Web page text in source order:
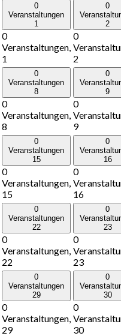
0
Veranstaltungen
1
0
Veranstaltungen,
1
0
2
0
2
0
Veranstaltungen
8
0
Veranstaltungen,
8
0
9
0
9
0
Veranstaltungen
15
0
Veranstaltungen,
15
0
16
0
16
0
Veranstaltungen
22
0
Veranstaltungen,
22
0
23
0
23
0
Veranstaltungen
29
0
Veranstaltungen,
29
0
30
0
30